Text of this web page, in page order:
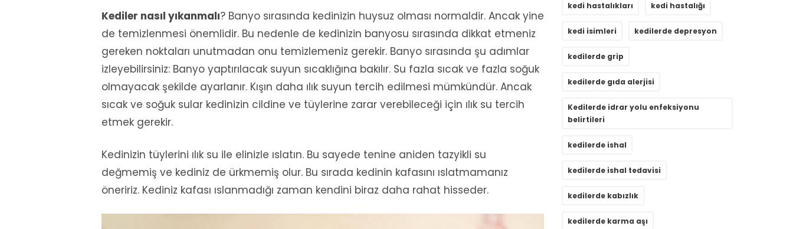
Kediler nasıl yıkanmalı? Banyo sırasında kedinizin huysuz olması normaldir. Ancak yine
de temizlenmesi önemlidir. Bu nedenle de kedinizin banyosu sırasında dikkat etmeniz
gereken noktaları unutmadan onu temizlemeniz gerekir. Banyo sırasında şu adımlar
izleyebilirsiniz: Banyo yaptırılacak suyun sıcaklığına bakılır. Su fazla sıcak ve fazla soğuk
olmayacak şekilde ayarlanır. Kışın daha ılık suyun tercih edilmesi mümkündür. Ancak
sıcak ve soğuk sular kedinizin cildine ve tüylerine zarar verebileceği için ılık su tercih
etmek gerekir.
Kedinizin tüylerini ılık su ile elinizle ıslatın. Bu sayede tenine aniden tazyikli su
değmemiş ve kediniz de ürkmemiş olur. Bu sırada kedinin kafasını ıslatmamanız
öneririz. Kediniz kafası ıslanmadığı zaman kendini biraz daha rahat hisseder.
kedi hastalıkları kedi hastalığı
kedi isimleri kedilerde depresyon
kedilerde grip
kedilerde gıda alerjisi
Kedilerde idrar yolu enfeksiyonu
belirtileri
kedilerde ishal
kedilerde ishal tedavisi
kedilerde kabızlık
kedilerde karma aşı